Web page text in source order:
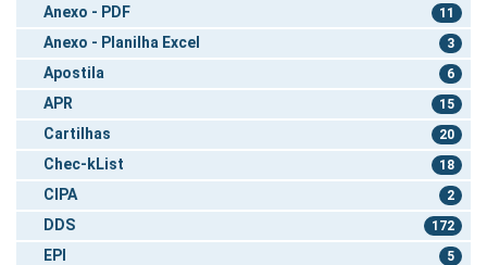
Anexo - PDF 11
Anexo - Planilha Excel 3
Apostila 6
APR 15
Cartilhas 20
Chec-kList 18
CIPA 2
DDS 172
EPI 5